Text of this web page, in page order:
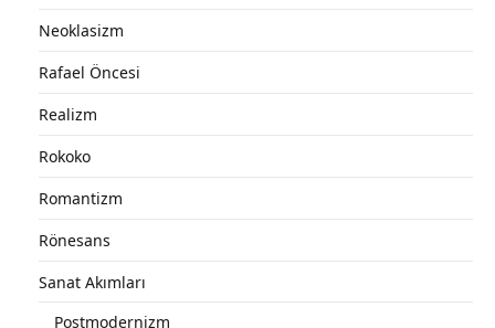
Neoklasizm
Rafael Öncesi
Realizm
Rokoko
Romantizm
Rönesans
Sanat Akımları
Postmodernizm